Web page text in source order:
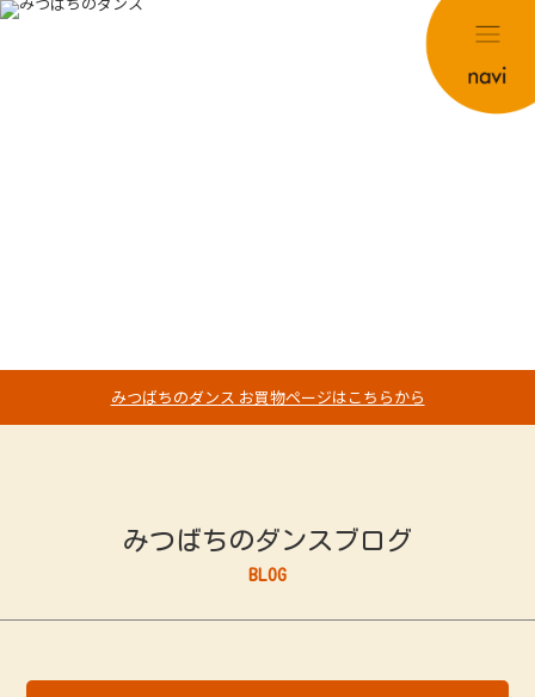
みつばちのダンス お買物ページはこちらから
みつばちのダンスブログ
BLOG